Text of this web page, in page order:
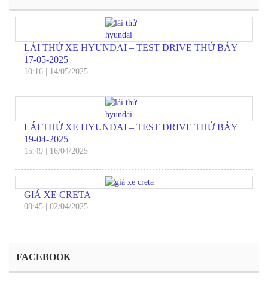
LÁI THỬ XE HYUNDAI – TEST DRIVE THỨ BẢY
17-05-2025
10:16 14/05/2025
LÁI THỬ XE HYUNDAI – TEST DRIVE THỨ BẢY
19-04-2025
15:49 16/04/2025
GIÁ XE CRETA
08:45 02/04/2025
FACEBOOK